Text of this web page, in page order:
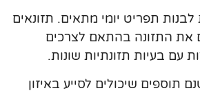
תפריט יומי מתאים. תזונאים
את התזונה בהתאם לצרכים
בעיות תזונתיות שונות.
תוספים שיכולים לסייע באיזון